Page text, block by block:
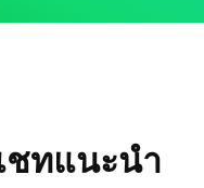
ชทแนะนำ